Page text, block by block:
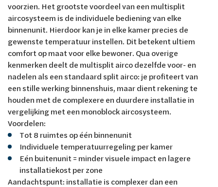
voorzien. Het grootste voordeel van een multisplit
aircosysteem is de individuele bediening van elke
binnenunit. Hierdoor kan je in elke kamer precies de
gewenste temperatuur instellen. Dit betekent ultiem
comfort op maat voor elke bewoner. Qua overige
kenmerken deelt de multisplit airco dezelfde voor- en
nadelen als een standaard split airco: je profiteert van
een stille werking binnenshuis, maar dient rekening te
houden met de complexere en duurdere installatie in
vergelijking met een monoblock aircosysteem.
Voordelen:
Tot 8 ruimtes op één binnenunit
Individuele temperatuurregeling per kamer
Eén buitenunit = minder visuele impact en lagere
installatiekost per zone
Aandachtspunt: installatie is complexer dan een